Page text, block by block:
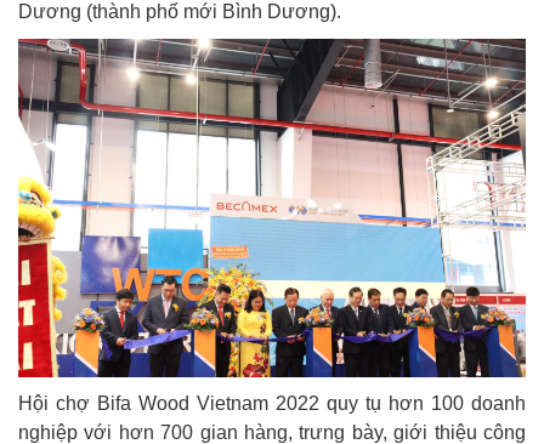
Dương (thành phố mới Bình Dương).
Hội chợ Bifa Wood Vietnam 2022 quy tụ hơn 100 doanh
nghiệp với hơn 700 gian hàng, trưng bày, giới thiệu công